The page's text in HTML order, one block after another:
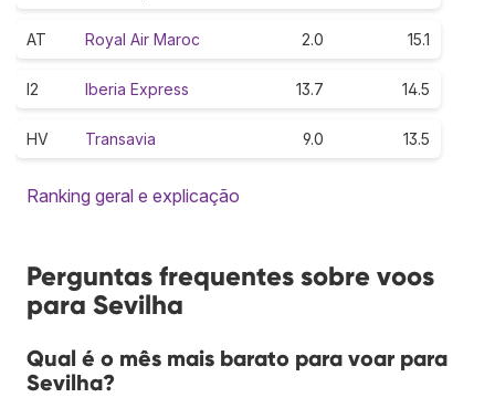
AT Royal Air Maroc 2.0 15.1
I2 Iberia Express 13.7 14.5
HV Transavia 9.0 13.5
Ranking geral e explicação
Perguntas frequentes sobre voos
para Sevilha
Qual é o mês mais barato para voar para
Sevilha?